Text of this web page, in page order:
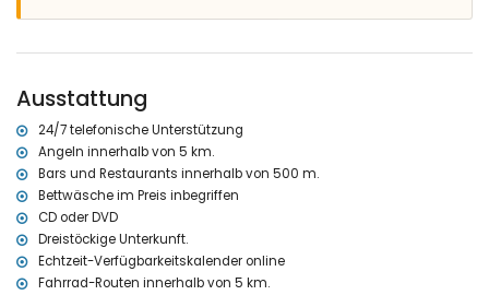
privater Pool, 9,5m x 5m groß und 2m tief
Sonnenliegen
3 Terrassen, davon 2 überdacht
Grill
Sitzecke und Essbereich im Freien
2 private überdachte Parkplätze und ein privater Parkplatz
Weitere Informationen
nächster Ort: Jávea (innerhalb von 5 Kilometern von der Villa)
nächstes Fluss- oder Meeresufer: Mittelmeer, Jávea (innerhalb von
5 Kilometern von der Villa)
Ausstattung
24/7 telefonische Unterstützung
Angeln innerhalb von 5 km.
Bars und Restaurants innerhalb von 500 m.
Bettwäsche im Preis inbegriffen
CD oder DVD
Dreistöckige Unterkunft.
Echtzeit-Verfügbarkeitskalender online
Fahrrad-Routen innerhalb von 5 km.